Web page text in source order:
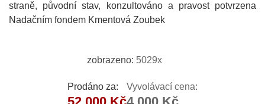
straně, původní stav, konzultováno a pravost potvrzena
Nadačním fondem Kmentová Zoubek
zobrazeno: 5029x
Prodáno za: Vyvolávací cena: